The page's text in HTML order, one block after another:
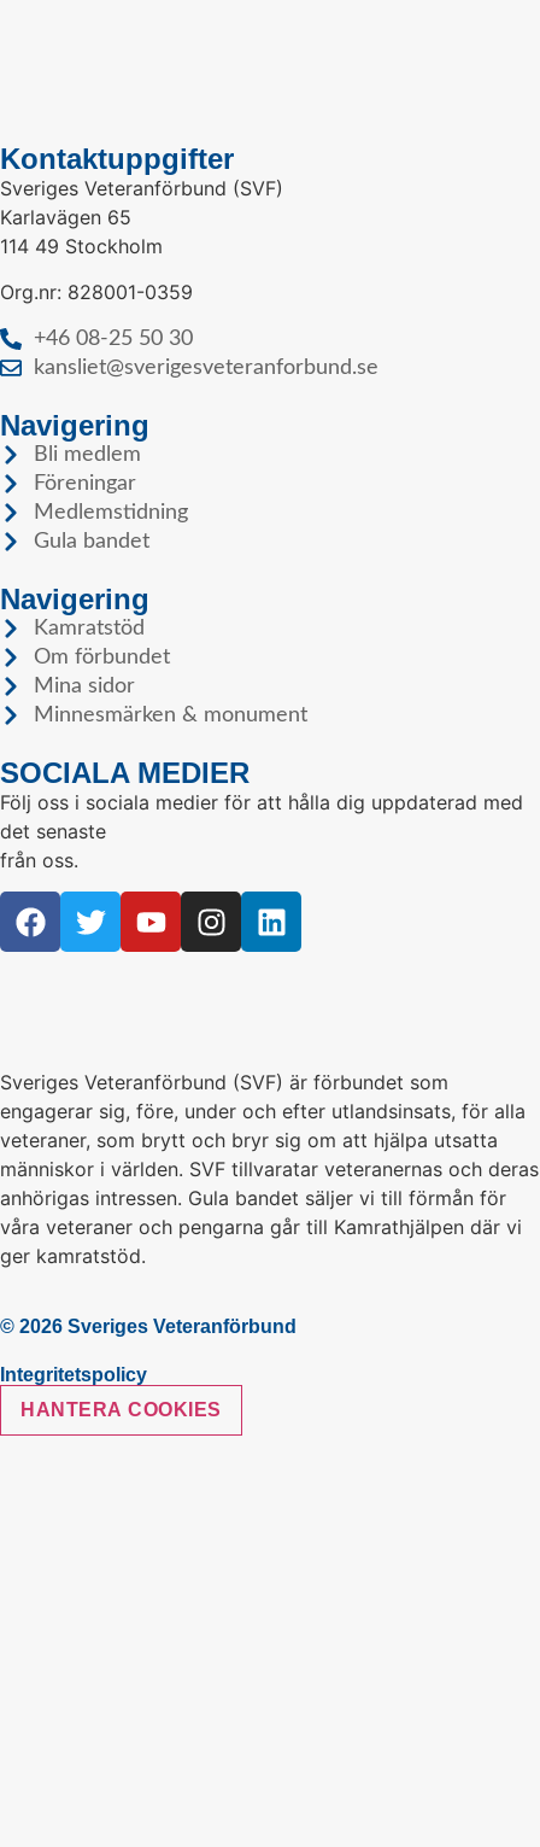
Kontaktuppgifter
Sveriges Veteranförbund (SVF)
Karlavägen 65
114 49 Stockholm
Org.nr: 828001-0359
+46 08-25 50 30
kansliet@sverigesveteranforbund.se
Navigering
Bli medlem
Föreningar
Medlemstidning
Gula bandet
Navigering
Kamratstöd
Om förbundet
Mina sidor
Minnesmärken & monument
SOCIALA MEDIER
Följ oss i sociala medier för att hålla dig uppdaterad med
det senaste
från oss.
Sveriges Veteranförbund (SVF) är förbundet som
engagerar sig, före, under och efter utlandsinsats, för alla
veteraner, som brytt och bryr sig om att hjälpa utsatta
människor i världen. SVF tillvaratar veteranernas och deras
anhörigas intressen. Gula bandet säljer vi till förmån för
våra veteraner och pengarna går till Kamrathjälpen där vi
ger kamratstöd.
© 2026 Sveriges Veteranförbund
Integritetspolicy
HANTERA COOKIES